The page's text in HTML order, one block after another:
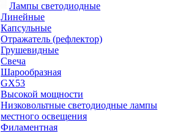
Лампы светодиодные
Линейные
Капсульные
Отражатель (рефлектор)
Грушевидные
Свеча
Шарообразная
GX53
Высокой мощности
Низковольтные светодиодные лампы
местного освещения
Филаментная